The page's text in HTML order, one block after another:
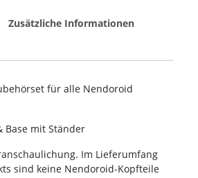
Zusätzliche Informationen
für alle Nendoroid
Base mit Ständer
Im Lieferumfang
sind keine Nendoroid-Kopfteile